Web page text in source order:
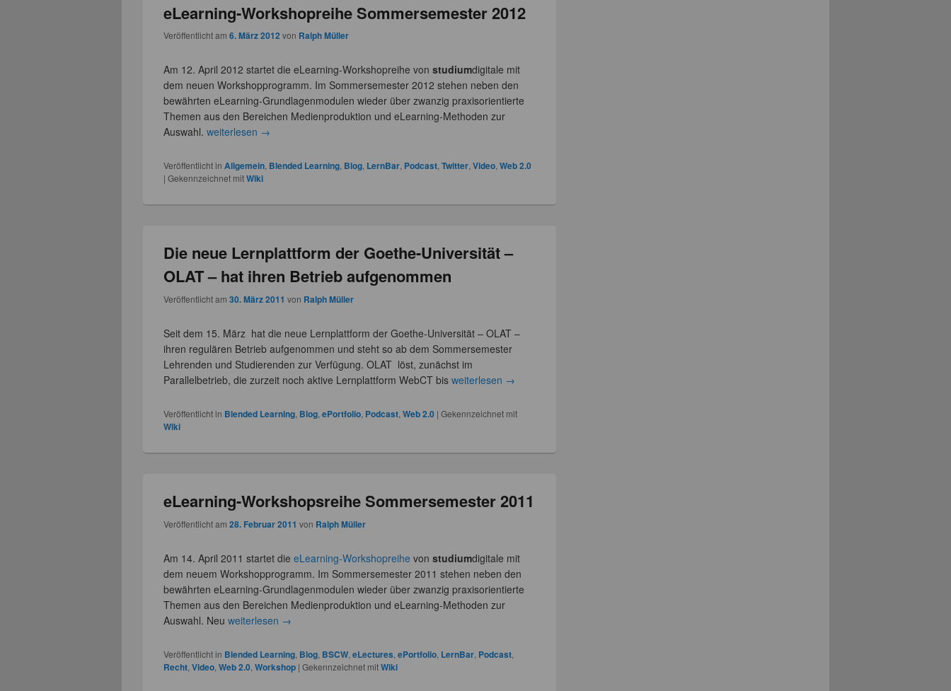
eLearning-Workshopreihe Sommersemester 2012
Veröffentlicht am6. März 2012 von Ralph Müller
Am 12. April 2012 startet die eLearning-Workshopreihe vonstudiumdigitale mit
dem neuen Workshopprogramm. Im Sommersemester 2012 stehen neben den
bewährten eLearning-Grundlagenmodulen wieder über zwanzig praxisorientierte
Themen aus den Bereichen Medienproduktion und eLearning-Methoden zur
Auswahl.weiterlesen →
Veröffentlicht in Allgemein Blended Learning Blog LernBar Podcast ,Twitter ,Video ,Web 2.0
|Gekennzeichnet mitWiki
Die neue Lernplattform der Goethe-Universität –
OLAT – hat ihren Betrieb aufgenommen
Veröffentlicht am30. März 2011 von Ralph Müller
Seit dem 15. März hat die neue Lernplattform der Goethe-Universität – OLAT –
ihren regulären Betrieb aufgenommen und steht so ab dem Sommersemester
Lehrenden und Studierenden zur Verfügung. OLAT löst, zunächst im
Parallelbetrieb, die zurzeit noch aktive Lernplattform WebCT bisweiterlesen →
Veröffentlicht in Blended Learning Blog ,ePortfolio Podcast ,Web 2.0 |Gekennzeichnet mit
Wiki
eLearning-Workshopsreihe Sommersemester 2011
Veröffentlicht am28. Februar 2011 von Ralph Müller
Am 14. April 2011 startet dieeLearning-Workshopreihe vonstudiumdigitale mit
dem neuem Workshopprogramm. Im Sommersemester 2011 stehen neben den
bewährten eLearning-Grundlagenmodulen wieder über zwanzig praxisorientierte
Themen aus den Bereichen Medienproduktion und eLearning-Methoden zur
Auswahl. Neuweiterlesen →
Veröffentlicht in Blended Learning Blog BSCW ,eLectures ,ePortfolio LernBar Podcast
Recht ,Video ,Web 2.0 ,Workshop |Gekennzeichnet mitWiki